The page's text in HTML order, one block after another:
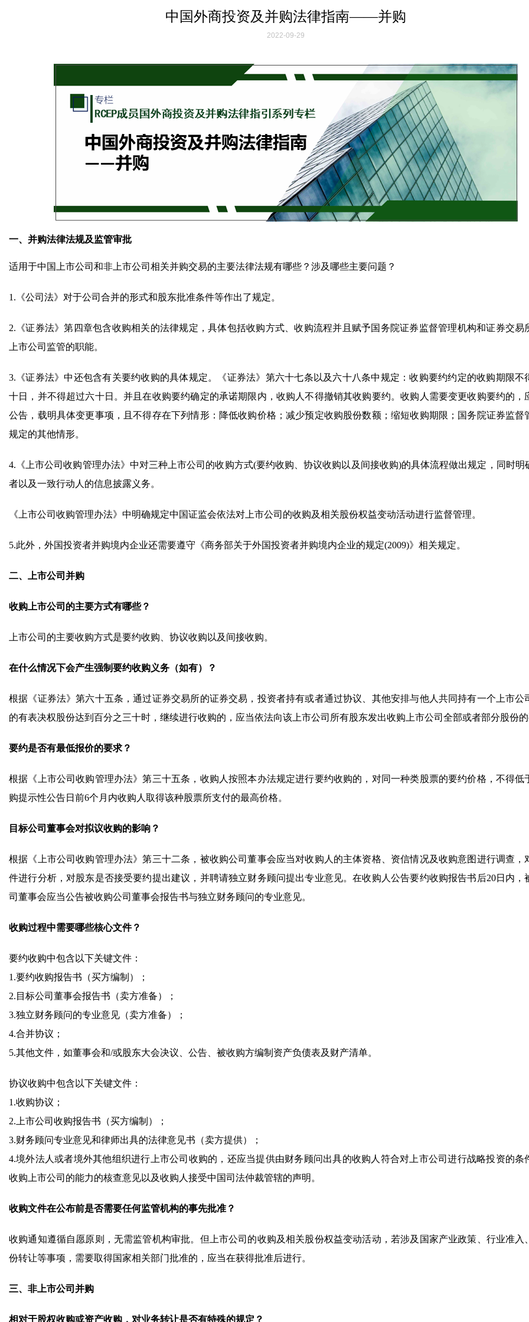
中国外商投资及并购法律指南——并购
2022-09-29
一、并购法律法规及监管审批
适用于中国上市公司和非上市公司相关并购交易的主要法律法规有哪些？涉及哪些主要问题？
1.《公司法》对于公司合并的形式和股东批准条件等作出了规定。
2.《证券法》第四章包含收购相关的法律规定，具体包括收购方式、收购流程并且赋予国务院证券监督管理机构和证券交易
上市公司监管的职能。
3.《证券法》中还包含有关要约收购的具体规定。《证券法》第六十七条以及六十八条中规定：收购要约约定的收购期限不
十日，并不得超过六十日。并且在收购要约确定的承诺期限内，收购人不得撤销其收购要约。收购人需要变更收购要约的，
公告，载明具体变更事项，且不得存在下列情形：降低收购价格；减少预定收购股份数额；缩短收购期限；国务院证券监督
规定的其他情形。
4.《上市公司收购管理办法》中对三种上市公司的收购方式(要约收购、协议收购以及间接收购)的具体流程做出规定，同时明
者以及一致行动人的信息披露义务。
《上市公司收购管理办法》中明确规定中国证监会依法对上市公司的收购及相关股份权益变动活动进行监督管理。
5.此外，外国投资者并购境内企业还需要遵守《商务部关于外国投资者并购境内企业的规定(2009)》相关规定。
二、上市公司并购
收购上市公司的主要方式有哪些？
上市公司的主要收购方式是要约收购、协议收购以及间接收购。
在什么情况下会产生强制要约收购义务（如有）？
根据《证券法》第六十五条，通过证券交易所的证券交易，投资者持有或者通过协议、其他安排与他人共同持有一个上市公
的有表决权股份达到百分之三十时，继续进行收购的，应当依法向该上市公司所有股东发出收购上市公司全部或者部分股份的
要约是否有最低报价的要求？
根据《上市公司收购管理办法》第三十五条，收购人按照本办法规定进行要约收购的，对同一种类股票的要约价格，不得低
购提示性公告日前6个月内收购人取得该种股票所支付的最高价格。
目标公司董事会对拟议收购的影响？
根据《上市公司收购管理办法》第三十二条，被收购公司董事会应当对收购人的主体资格、资信情况及收购意图进行调查，
件进行分析，对股东是否接受要约提出建议，并聘请独立财务顾问提出专业意见。在收购人公告要约收购报告书后20日内，
司董事会应当公告被收购公司董事会报告书与独立财务顾问的专业意见。
收购过程中需要哪些核心文件？
要约收购中包含以下关键文件：
1.要约收购报告书（买方编制）；
2.目标公司董事会报告书（卖方准备）；
3.独立财务顾问的专业意见（卖方准备）；
4.合并协议；
5.其他文件，如董事会和/或股东大会决议、公告、被收购方编制资产负债表及财产清单。
协议收购中包含以下关键文件：
1.收购协议；
2.上市公司收购报告书（买方编制）；
3.财务顾问专业意见和律师出具的法律意见书（卖方提供）；
4.境外法人或者境外其他组织进行上市公司收购的，还应当提供由财务顾问出具的收购人符合对上市公司进行战略投资的条
收购上市公司的能力的核查意见以及收购人接受中国司法仲裁管辖的声明。
收购文件在公布前是否需要任何监管机构的事先批准？
收购通知遵循自愿原则，无需监管机构审批。但上市公司的收购及相关股份权益变动活动，若涉及国家产业政策、行业准入
份转让等事项，需要取得国家相关部门批准的，应当在获得批准后进行。
三、非上市公司并购
相对于股权收购或资产收购，对业务转让是否有特殊的规定？